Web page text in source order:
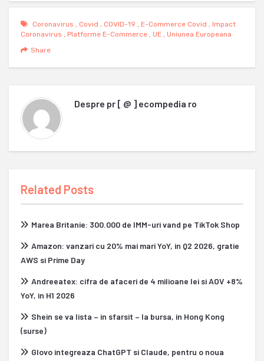
Coronavirus , Covid , COVID-19 , E-Commerce Covid , Impact
Coronavirus , Platforme E-Commerce , UE , Uniunea Europeana
Share
Despre pr [ @ ] ecompedia ro
Related Posts
Marea Britanie: 300.000 de IMM-uri vand pe TikTok Shop
Amazon: vanzari cu 20% mai mari YoY, in Q2 2026, gratie
AWS si Prime Day
Andreeatex: cifra de afaceri de 4 milioane lei si AOV +8%
YoY, in H1 2026
Shein se va lista – in sfarsit – la bursa, in Hong Kong
(surse)
Glovo integreaza ChatGPT si Claude, pentru o noua